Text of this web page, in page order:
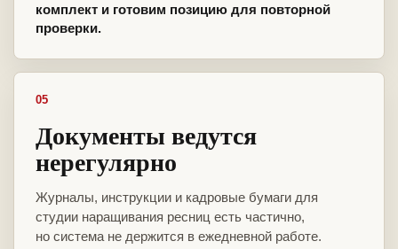
комплект и готовим позицию для повторной
проверки.
05
Документы ведутся
нерегулярно
Журналы, инструкции и кадровые бумаги для
студии наращивания ресниц есть частично,
но система не держится в ежедневной работе.